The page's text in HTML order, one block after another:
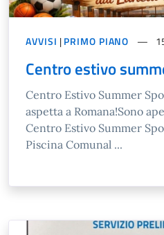
AVVISI |PRIMO PIANO
Centro estivo
Centro Estivo Summer
aspetta a Romana!Sono
Centro Estivo Summer
Piscina Comunal ...